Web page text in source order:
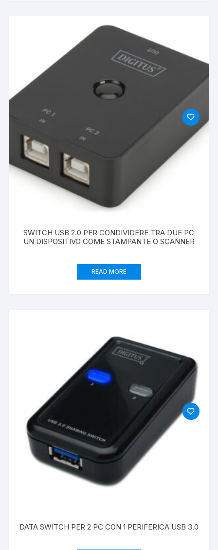
SWITCH USB 2.0 PER CONDIVIDERE TRA DUE PC
UN DISPOSITIVO COME STAMPANTE O SCANNER
READ MORE
DATA SWITCH PER 2 PC CON 1 PERIFERICA USB 3.0